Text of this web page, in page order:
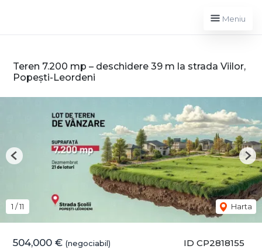
Meniu
Teren 7.200 mp – deschidere 39 m la strada Viilor,
Popești-Leordeni
ID CP2818155
504,000 € (negociabil)
1 /11 Harta
Previous